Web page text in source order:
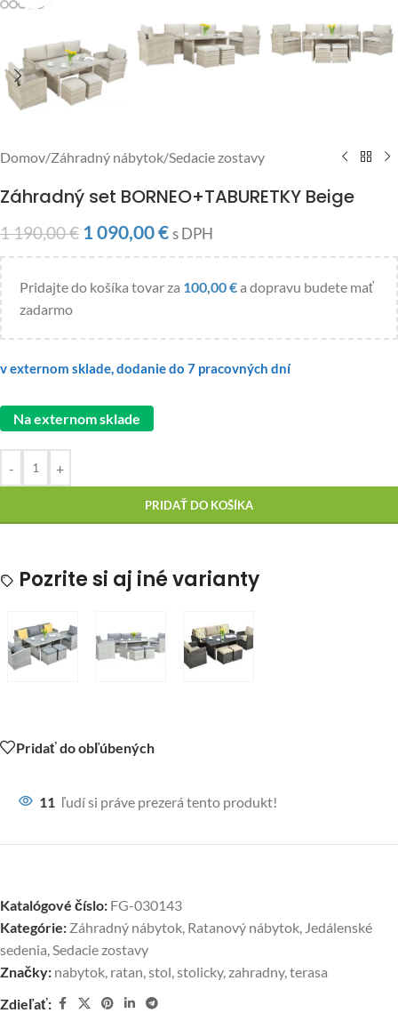
Domov/Záhradný nábytok/Sedacie zostavy
Záhradný set BORNEO+TABURETKY Beige
1 190,00€ 1 090,00€ s DPH
Pridajte do košíka tovar za 100,00€a dopravu budete mať
zadarmo
v externom sklade, dodanie do 7 pracovných dní
Na externom sklade
- +
PRIDAŤ DO KOŠÍKA
Pozrite si aj iné varianty
Pridať do obľúbených
11 ľudí si práve prezerá tento produkt!
Katalógové číslo: FG-030143
Kategórie: Záhradný nábytok, Ratanový nábytok, Jedálenské
sedenia,Sedacie zostavy
Značky: nabytok, ratan,stol,stolicky,zahradny,terasa
Zdieľať: